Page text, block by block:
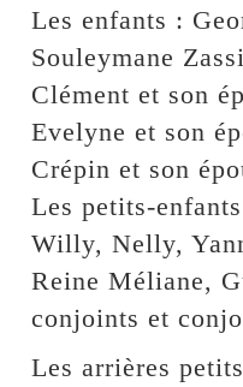
Les enfants :
Souleymane
Clément et son
Evelyne et son
Crépin et son
Les petits-
Willy, Nelly,
Reine Méliane,
conjoints et
Les arrières